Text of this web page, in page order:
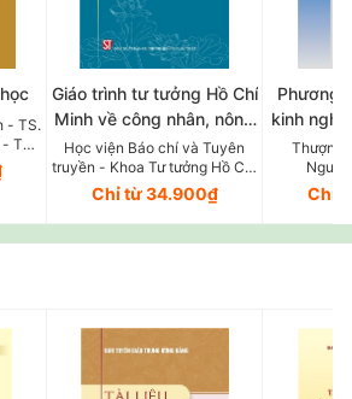
- TS.
TS.
Giáo trình tư tưởng Hồ Chí
Minh về công nhân, nông
dân, trí thức
Học viện Báo chí và Tuyên
truyền - Khoa Tư tưởng Hồ Chí
Minh - TS. Nguyễn Thị Minh
Thùy (Chủ biên)
Chỉ từ 34.900₫
Phương
kinh
dự Hội
Khoa
Thượng
Chỉ